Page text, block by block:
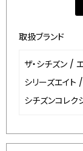
取扱ブランド
ザ・シチズン /
シリーズエイト /
シチズンコレク